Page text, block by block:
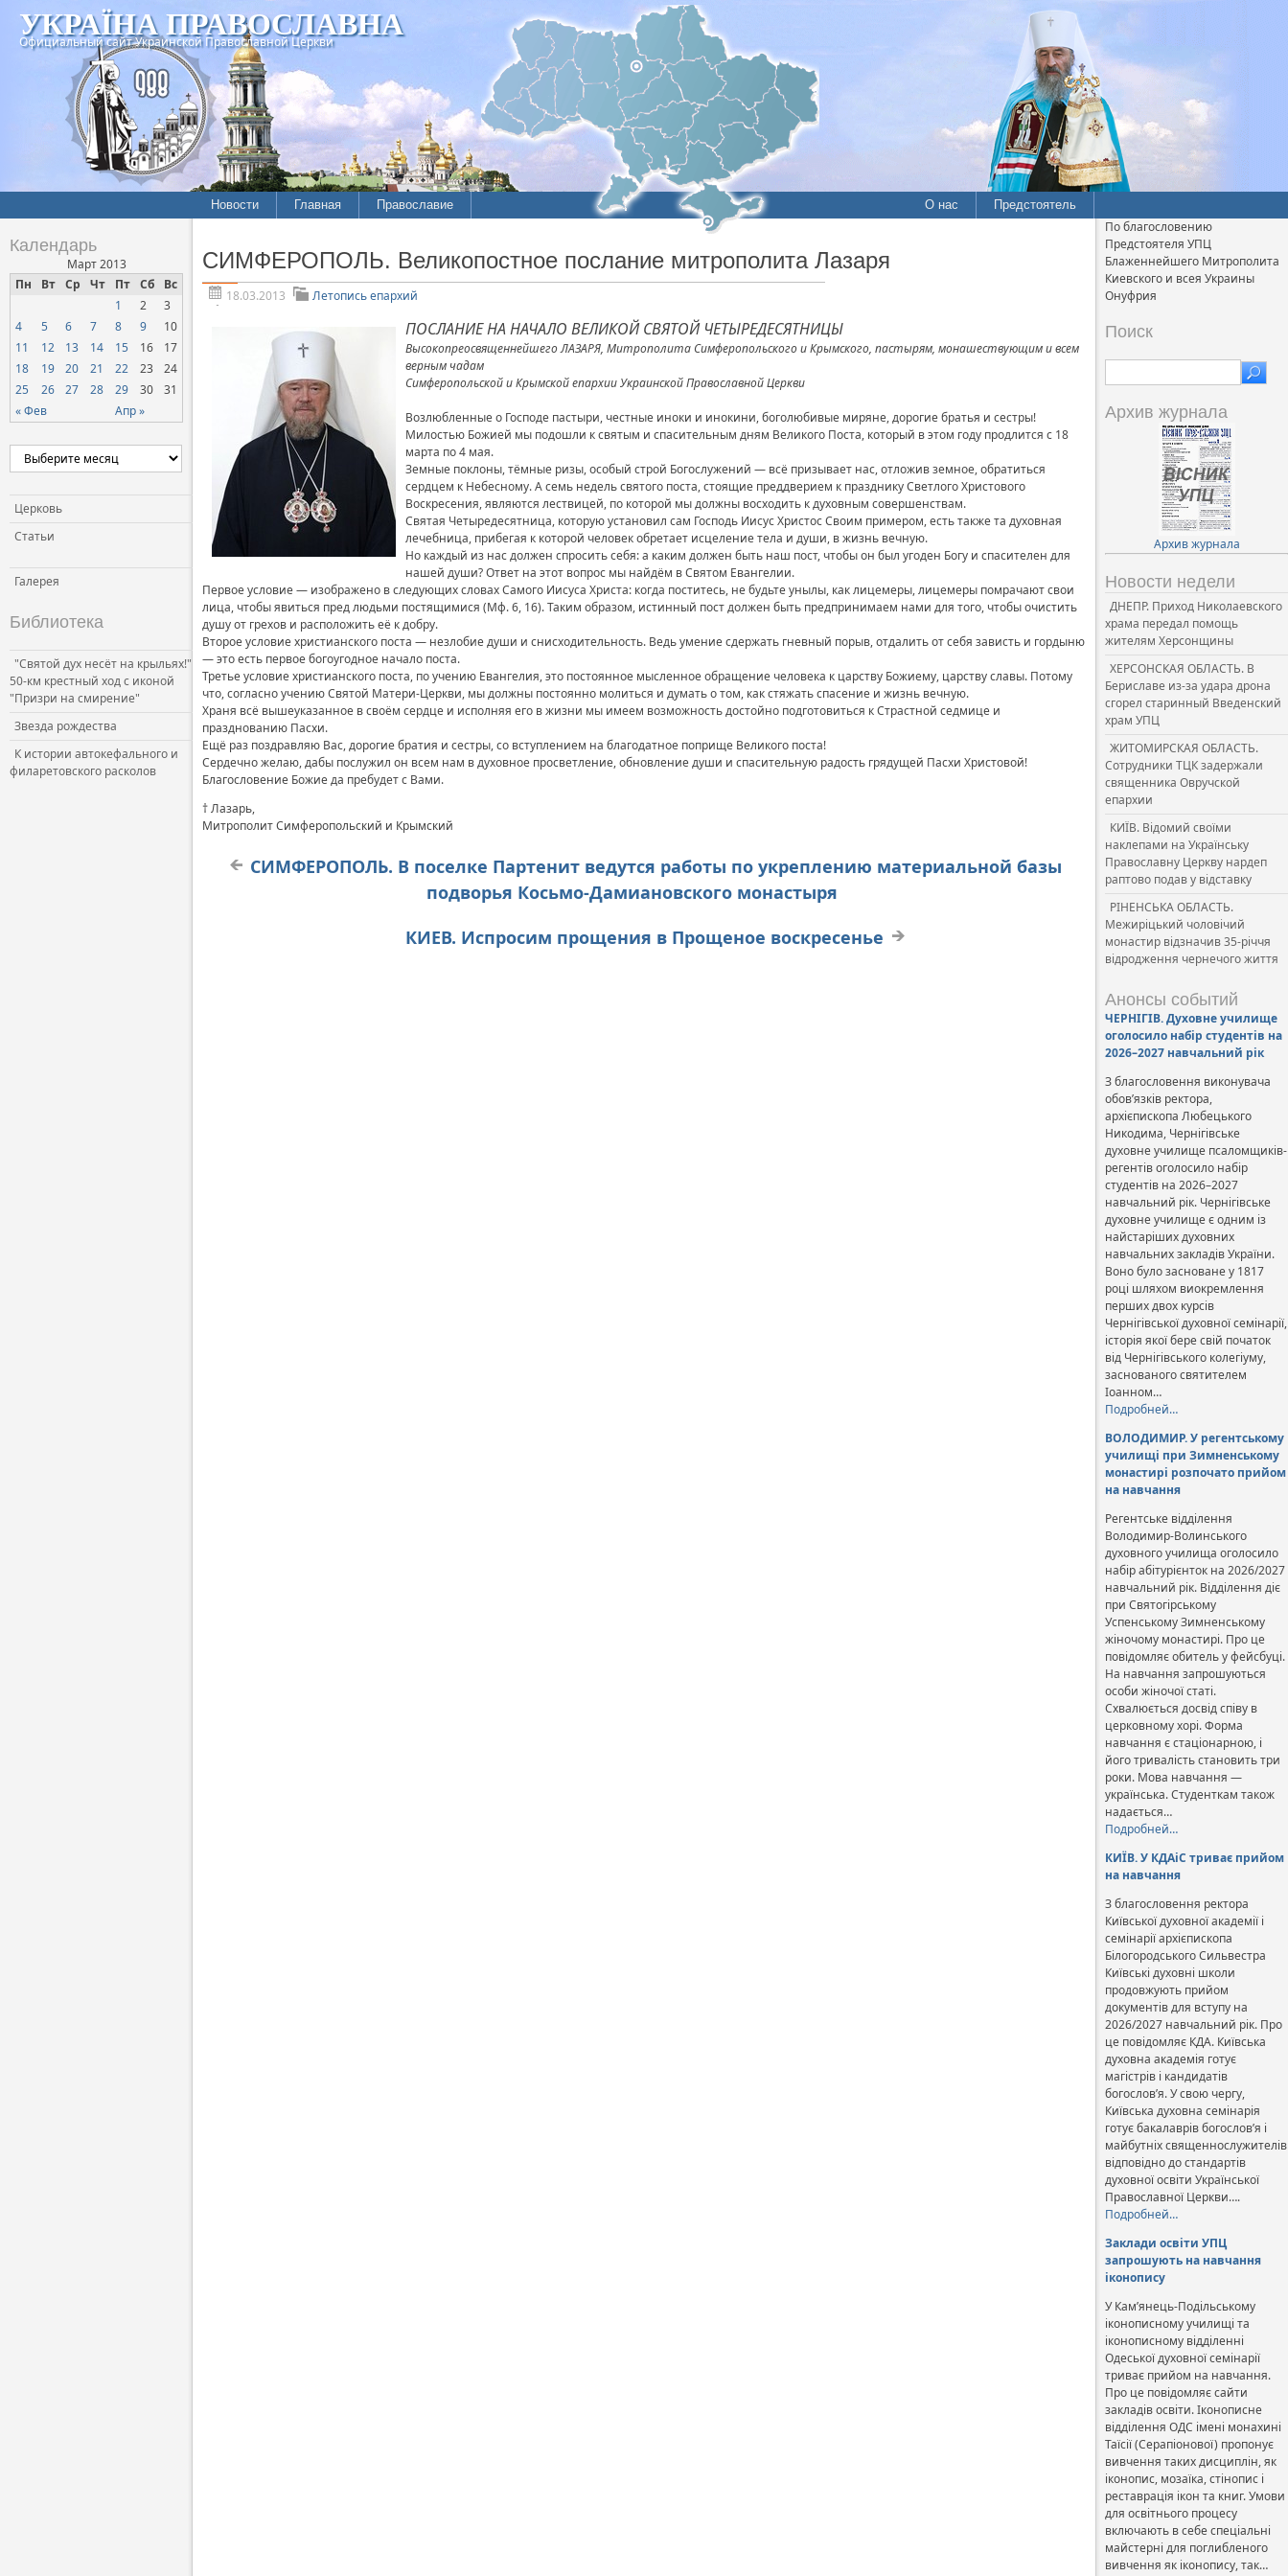
УКРАЇНА ПРАВОСЛАВНА
Официальный сайт Украинской Православной Церкви
Новости
Межконфессиональные
Нарушения прав
Официальная хроника
Расколы, ереси, секты
СОЦИАЛЬНОЕ
СЛУЖЕНИЕ
Церковь и власть
Церковь и общество
Церковь и СМИ
Главная Православие
История
Митрополиты
О нас Предстоятель
Календарь
Март 2013
Пн
Вт Ср Чт Пт Сб Вс
« Фев Апр »
1 2
3
4
5 6 7 8 9
10
11
12 13 14 15 16
17
18
19 20 21 22 23
24
25
26 27 28 29 30 31
Церковь
Статьи
Галерея
Библиотека
"Святой дух несёт на крыльях!"
50-км крестный ход с иконой
"Призри на смирение"
Звезда рождества
К истории автокефального и
филаретовского расколов
СИМФЕРОПОЛЬ. Великопостное послание митрополита Лазаря
18.03.2013 Летопись епархий
ПОСЛАНИЕ НА НАЧАЛО ВЕЛИКОЙ СВЯТОЙ ЧЕТЫРЕДЕСЯТНИЦЫ
Высокопреосвященнейшего ЛАЗАРЯ, Митрополита Симферопольского и Крымского, пастырям, монашествующим и всем
верным чадам
Симферопольской и Крымской епархии Украинской Православной Церкви
Возлюбленные о Господе пастыри, честные иноки и инокини, боголюбивые миряне, дорогие братья и сестры!
Милостью Божией мы подошли к святым и спасительным дням Великого Поста, который в этом году продлится с 18
марта по 4 мая.
Земные поклоны, тёмные ризы, особый строй Богослужений — всё призывает нас, отложив земное, обратиться
сердцем к Небесному. А семь недель святого поста, стоящие преддверием к празднику Светлого Христового
Воскресения, являются лествицей, по которой мы должны восходить к духовным совершенствам.
Святая Четыредесятница, которую установил сам Господь Иисус Христос Своим примером, есть также та духовная
лечебница, прибегая к которой человек обретает исцеление тела и души, в жизнь вечную.
Но каждый из нас должен спросить себя: а каким должен быть наш пост, чтобы он был угоден Богу и спасителен для
нашей души? Ответ на этот вопрос мы найдём в Святом Евангелии.
Первое условие — изображено в следующих словах Самого Иисуса Христа: когда поститесь, не будьте унылы, как лицемеры, лицемеры помрачают свои
лица, чтобы явиться пред людьми постящимися (Мф. 6, 16). Таким образом, истинный пост должен быть предпринимаем нами для того, чтобы очистить
душу от грехов и расположить её к добру.
Второе условие христианского поста — незлобие души и снисходительность. Ведь умение сдержать гневный порыв, отдалить от себя зависть и гордыню
— это есть первое богоугодное начало поста.
Третье условие христианского поста, по учению Евангелия, это постоянное мысленное обращение человека к царству Божиему, царству славы. Потому
что, согласно учению Святой Матери-Церкви, мы должны постоянно молиться и думать о том, как стяжать спасение и жизнь вечную.
Храня всё вышеуказанное в своём сердце и исполняя его в жизни мы имеем возможность достойно подготовиться к Страстной седмице и
празднованию Пасхи.
Ещё раз поздравляю Вас, дорогие братия и сестры, со вступлением на благодатное поприще Великого поста!
Сердечно желаю, дабы послужил он всем нам в духовное просветление, обновление души и спасительную радость грядущей Пасхи Христовой!
Благословение Божие да пребудет с Вами.
† Лазарь,
Митрополит Симферопольский и Крымский
СИМФЕРОПОЛЬ. В поселке Партенит ведутся работы по укреплению материальной базы
подворья Косьмо-Дамиановского монастыря
КИЕВ. Испросим прощения в Прощеное воскресенье
По благословению
Предстоятеля УПЦ
Блаженнейшего Митрополита
Киевского и всея Украины
Онуфрия
Поиск
Архив журнала
Архив журнала
Новости недели
ДНЕПР. Приход Николаевского
храма передал помощь
жителям Херсонщины
ХЕРСОНСКАЯ ОБЛАСТЬ. В
Бериславе из-за удара дрона
сгорел старинный Введенский
храм УПЦ
ЖИТОМИРСКАЯ ОБЛАСТЬ.
Сотрудники ТЦК задержали
священника Овручской
епархии
КИЇВ. Відомий своїми
наклепами на Українську
Православну Церкву нардеп
раптово подав у відставку
РІНЕНСЬКА ОБЛАСТЬ.
Межиріцький чоловічий
монастир відзначив 35-річчя
відродження чернечого життя
Анонсы событий
ЧЕРНІГІВ. Духовне училище
оголосило набір студентів на
2026–2027 навчальний рік
З благословення виконувача
обов’язків ректора,
архієпископа Любецького
Никодима, Чернігівське
духовне училище псаломщиків-
регентів оголосило набір
студентів на 2026–2027
навчальний рік. Чернігівське
духовне училище є одним із
найстаріших духовних
навчальних закладів України.
Воно було засноване у 1817
році шляхом виокремлення
перших двох курсів
Чернігівської духовної семінарії,
історія якої бере свій початок
від Чернігівського колегіуму,
заснованого святителем
Іоанном…
Подробней…
ВОЛОДИМИР. У регентському
училищі при Зимненському
монастирі розпочато прийом
на навчання
Регентське відділення
Володимир-Волинського
духовного училища оголосило
набір абітурієнток на 2026/2027
навчальний рік. Відділення діє
при Святогірському
Успенському Зимненському
жіночому монастирі. Про це
повідомляє обитель у фейсбуці.
На навчання запрошуються
особи жіночої статі.
Схвалюється досвід співу в
церковному хорі. Форма
навчання є стаціонарною, і
його тривалість становить три
роки. Мова навчання —
українська. Студенткам також
надається…
Подробней…
КИЇВ. У КДАіС триває прийом
на навчання
З благословення ректора
Київської духовної академії і
семінарії архієпископа
Білогородського Сильвестра
Київські духовні школи
продовжують прийом
документів для вступу на
2026/2027 навчальний рік. Про
це повідомляє КДА. Київська
духовна академія готує
магістрів і кандидатів
богослов’я. У свою чергу,
Київська духовна семінарія
готує бакалаврів богослов’я і
майбутніх священнослужителів
відповідно до стандартів
духовної освіти Української
Православної Церкви….
Подробней…
Заклади освіти УПЦ
запрошують на навчання
іконопису
У Кам’янець-Подільському
іконописному училищі та
іконописному відділенні
Одеської духовної семінарії
триває прийом на навчання.
Про це повідомляє сайти
закладів освіти. Іконописне
відділення ОДС імені монахині
Таїсії (Серапіонової) пропонує
вивчення таких дисциплін, як
іконопис, мозаїка, стінопис і
реставрація ікон та книг. Умови
для освітнього процесу
включають в себе спеціальні
майстерні для поглибленого
вивчення як іконопису, так…